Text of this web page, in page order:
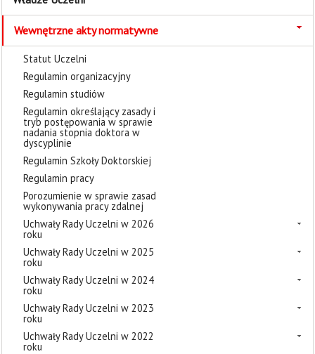
Wewnętrzne akty normatywne
Statut Uczelni
Regulamin organizacyjny
Regulamin studiów
Regulamin określający zasady i
tryb postępowania w sprawie
nadania stopnia doktora w
dyscyplinie
Regulamin Szkoły Doktorskiej
Regulamin pracy
Porozumienie w sprawie zasad
wykonywania pracy zdalnej
Uchwały Rady Uczelni w 2026
roku
Uchwały Rady Uczelni w 2025
roku
Uchwały Rady Uczelni w 2024
roku
Uchwały Rady Uczelni w 2023
roku
Uchwały Rady Uczelni w 2022
roku